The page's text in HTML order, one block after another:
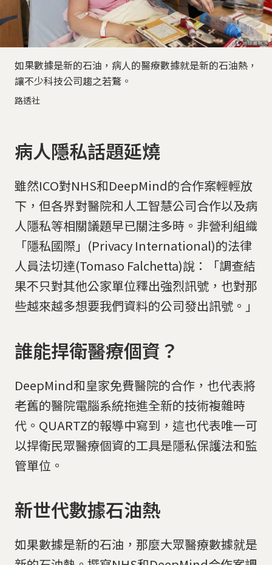
如果數據是新的石油，病人的醫療數據就是新的石油熱，
讓不少科技公司趨之若鶩。
路透社
病人隱私話題延燒
雖然ICO對NHS和DeepMind的合作案輕輕放
下，但各界對醫院和人工智慧公司合作以及病
人隱私等相關議題早已關注多時。非營利組織
「隱私國際」(Privacy International)的法律
人員法切達(Tomaso Falchetta)說：「調查結
果不只對其他公家單位釋出強烈訊號，也對那
些越來越多想要我們資料的公司發出訊號。」
誰能捍衛醫療個資？
DeepMind和皇家免費醫院的合作，也代表將
老舊的醫院電腦系統拖進全新的技術複雜時
代。QUARTZ的報導中寫到，這也代表唯一可
以捍衛民眾醫療個資的工具是隱私保護法和監
管單位。
新世代數據石油熱
如果數據是新的石油，那麼大眾醫療數據就是